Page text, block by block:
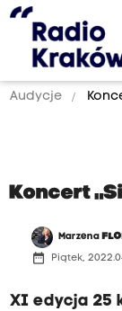
Audycje
Koncert
Marzena
date_range Piątek,
XI edycja 25